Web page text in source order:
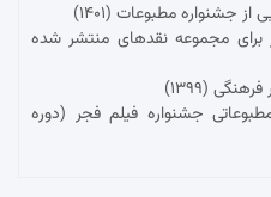
جشنواره مطبوعات (۱۴۰۱)
برای مجموعه نقدهای منتشر شده
(۱۳۹۹)
جشنواره فیلم فجر (دوره